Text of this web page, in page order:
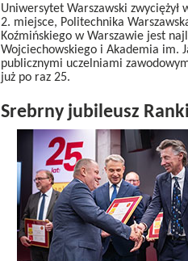
Uniwersytet Warszawski zwyciężył
2. miejsce, Politechnika
Koźmińskiego w Warszawie jest
Wojciechowskiego i Akademia im.
publicznymi uczelniami
już po raz 25.
Srebrny jubileusz